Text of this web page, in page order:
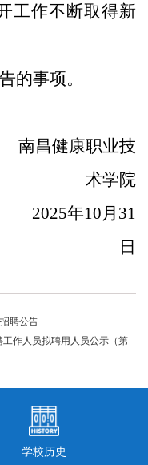
工作不断取得新
的事项。
职业技
术学院
月31
日
聘公告
作人员拟聘用人员公示（第
学校历史